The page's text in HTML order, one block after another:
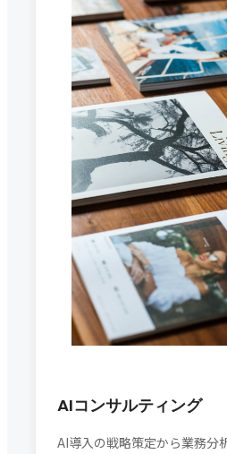
AIコンサルティング
AI導入の戦略策定から業務分